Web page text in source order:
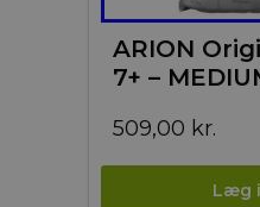
ARION
7+ –
509,00 kr.